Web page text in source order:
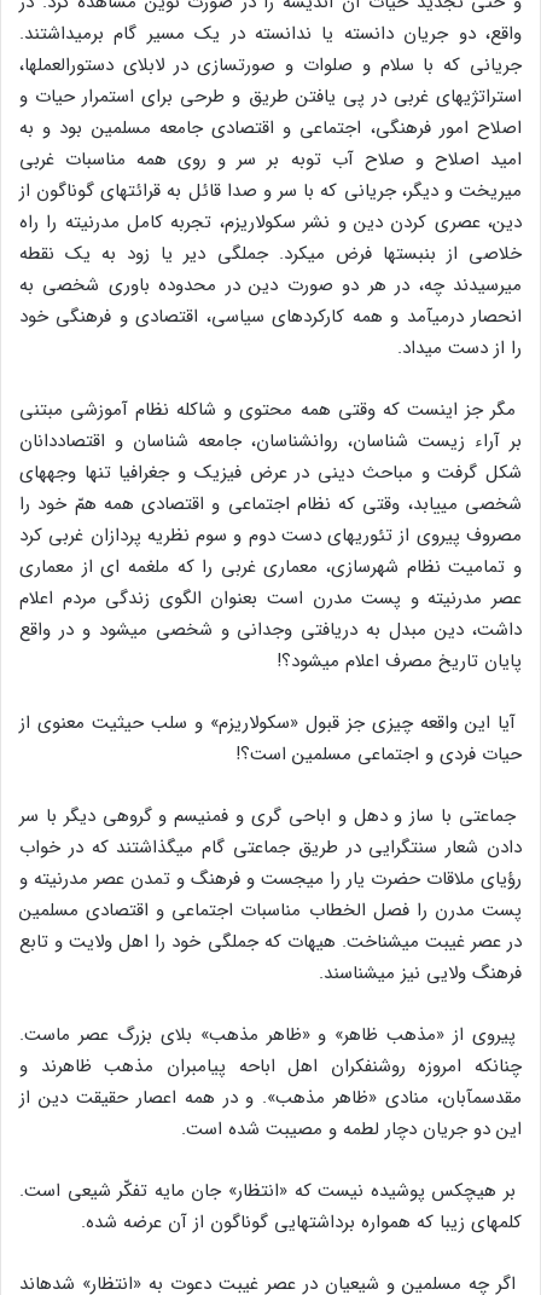
واقع، دو جریان دانسته یا ندانسته در یک مسیر گام برمیداشتند.
جریانی که با سلام و صلوات و صورتسازی در لابلای دستورالعملها،
استراتژیهای غربی در پی یافتن طریق و طرحی برای استمرار حیات و
اصلاح امور فرهنگی، اجتماعی و اقتصادی جامعه مسلمین بود و به
امید اصلاح و صلاح آب توبه بر سر و روی همه مناسبات غربی
میریخت و دیگر، جریانی که با سر و صدا قائل به قرائتهای گوناگون از
دین، عصری کردن دین و نشر سکولاریزم، تجربه کامل مدرنیته را راه
خلاصی از بنبستها فرض میکرد. جملگی دیر یا زود به یک نقطه
میرسیدند چه، در هر دو صورت دین در محدوده باوری شخصی به
انحصار درمیآمد و همه کارکردهای سیاسی، اقتصادی و فرهنگی خود
را از دست میداد.
مگر جز اینست که وقتی همه محتوی و شاکله نظام آموزشی مبتنی
بر آراء زیست شناسان، روانشناسان، جامعه شناسان و اقتصاددانان
شکل گرفت و مباحث دینی در عرض فیزیک و جغرافیا تنها وجههای
شخصی مییابد، وقتی که نظام اجتماعی و اقتصادی همه همّ خود را
مصروف پیروی از تئوریهای دست دوم و سوم نظریه پردازان غربی کرد
و تمامیت نظام شهرسازی، معماری غربی را که ملغمه ای از معماری
عصر مدرنیته و پست مدرن است بعنوان الگوی زندگی مردم اعلام
داشت، دین مبدل به دریافتی وجدانی و شخصی میشود و در واقع
پایان تاریخ مصرف اعلام میشود؟!
آیا این واقعه چیزی جز قبول «سکولاریزم» و سلب حیثیت معنوی از
حیات فردی و اجتماعی مسلمین است؟!
جماعتی با ساز و دهل و اباحی گری و فمنیسم و گروهی دیگر با سر
دادن شعار سنتگرایی در طریق جماعتی گام میگذاشتند که در خواب
رؤیای ملاقات حضرت یار را میجست و فرهنگ و تمدن عصر مدرنیته و
پست مدرن را فصل الخطاب مناسبات اجتماعی و اقتصادی مسلمین
در عصر غیبت میشناخت. هیهات که جملگی خود را اهل ولایت و تابع
فرهنگ ولایی نیز میشناسند.
پیروی از «مذهب ظاهر» و «ظاهر مذهب» بلای بزرگ عصر ماست.
چنانکه امروزه روشنفکران اهل اباحه پیامبران مذهب ظاهرند و
مقدسمآبان، منادی «ظاهر مذهب». و در همه اعصار حقیقت دین از
این دو جریان دچار لطمه و مصیبت شده است.
بر هیچکس پوشیده نیست که «انتظار» جان مایه تفکّر شیعی است.
کلمهای زیبا که همواره برداشتهایی گوناگون از آن عرضه شده.
اگر چه مسلمین و شیعیان در عصر غیبت دعوت به «انتظار» شدهاند